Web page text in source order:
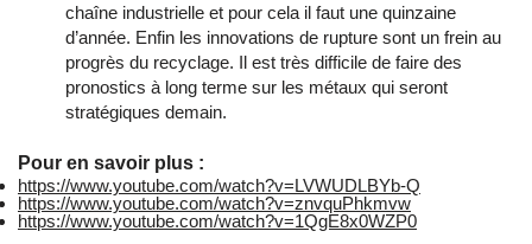
chaîne industrielle et pour cela il faut une quinzaine
d’année. Enfin les innovations de rupture sont un frein au
progrès du recyclage. Il est très difficile de faire des
pronostics à long terme sur les métaux qui seront
stratégiques demain.
Pour en savoir plus :
https://www.youtube.com/watch?v=LVWUDLBYb-Q
https://www.youtube.com/watch?v=znvquPhkmvw
https://www.youtube.com/watch?v=1QgE8x0WZP0